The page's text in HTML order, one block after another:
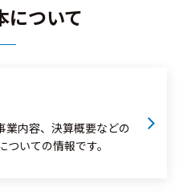
について
業内容、決算概要などの
いての情報です。